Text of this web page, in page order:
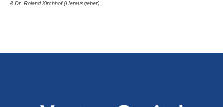
& Dr. Roland Kirchhof (Herausgeber)